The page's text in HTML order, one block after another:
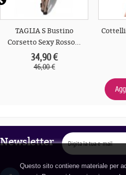
TAGLIA S Bustino
Corsetto Sexy Rosso...
34,90 €
46,00 €
Cottelli
Newsletter
Questo sito contiene materiale per